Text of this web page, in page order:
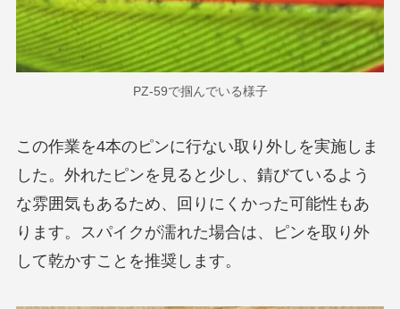
PZ-59で掴んでいる様子
この作業を4本のピンに行ない取り外しを実施しま
した。外れたピンを見ると少し、錆びているよう
な雰囲気もあるため、回りにくかった可能性もあ
ります。スパイクが濡れた場合は、ピンを取り外
して乾かすことを推奨します。